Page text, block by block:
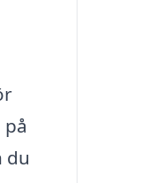
du